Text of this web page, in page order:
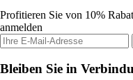
Profitieren Sie von 10%
anmelden
Bleiben Sie in